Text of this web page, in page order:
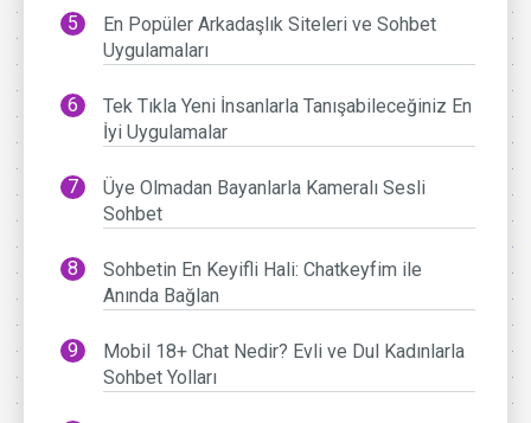
En Popüler Arkadaşlık Siteleri ve Sohbet
Uygulamaları
Tek Tıkla Yeni İnsanlarla Tanışabileceğiniz En
İyi Uygulamalar
Üye Olmadan Bayanlarla Kameralı Sesli
Sohbet
Sohbetin En Keyifli Hali: Chatkeyfim ile
Anında Bağlan
Mobil 18+ Chat Nedir? Evli ve Dul Kadınlarla
Sohbet Yolları